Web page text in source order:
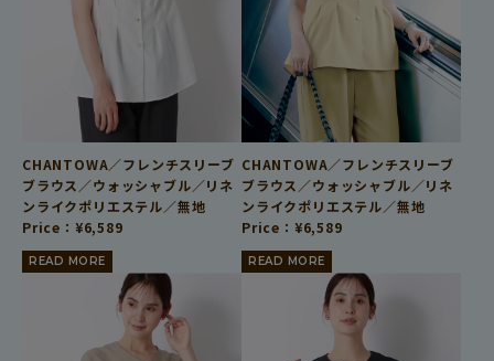
CHANTOWA／フレンチスリーブ
ブラウス／ウォッシャブル／リネ
ンライクポリエステル／無地
Price： ¥6,589
READ MORE
CHANTOWA／フレンチスリーブ
ブラウス／ウォッシャブル／リネ
ンライクポリエステル／無地
Price： ¥6,589
READ MORE